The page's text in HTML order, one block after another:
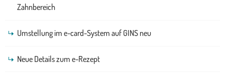
Zahnbereich
Umstellung im e-card-System auf GINS neu
Neue Details zum e-Rezept